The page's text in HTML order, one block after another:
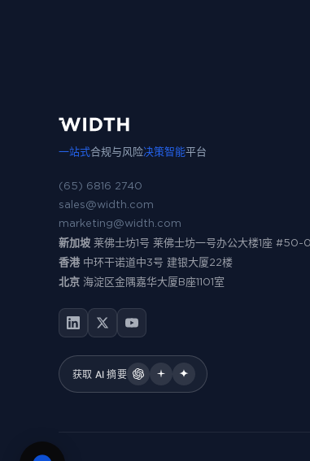
一站式合规与风险决策智能平台
(65) 6816 2740
sales@width.com
marketing@width.com
新加坡 莱佛士坊1号 莱佛士坊一号办公大楼1座
香港 中环干诺道中3号 建银大厦22楼
北京 海淀区金隅嘉华大厦B座1101室
获取 AI 摘要